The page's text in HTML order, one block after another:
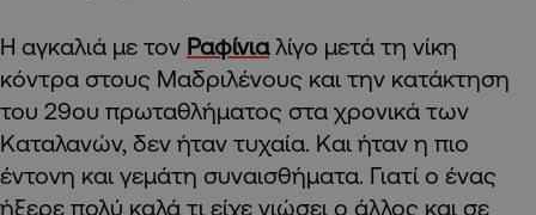
Η αγκαλιά με τον Ραφίνιαλίγο μετά τη νίκη
κόντρα στους Μαδριλένους και την κατάκτηση
του 29ου πρωταθλήματος στα χρονικά των
Καταλανών, δεν ήταν τυχαία. Και ήταν η πιο
έντονη και γεμάτη συναισθήματα. Γιατί ο ένας
ήξερε πολύ καλά τι είχε νιώσει ο άλλος και σε